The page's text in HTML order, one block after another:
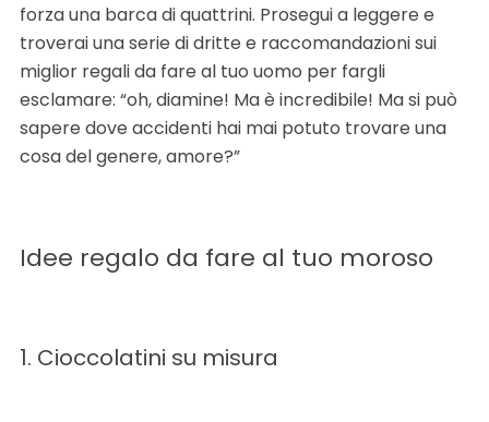
forza una barca di quattrini. Prosegui a leggere e
troverai una serie di dritte e raccomandazioni sui
miglior regali da fare al tuo uomo per fargli
esclamare: “oh, diamine! Ma è incredibile! Ma si può
sapere dove accidenti hai mai potuto trovare una
cosa del genere, amore?”
Idee regalo da fare al tuo moroso
1. Cioccolatini su misura